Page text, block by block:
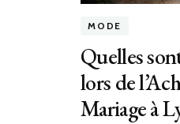
MODE
Quelles
lors de
Mariage à